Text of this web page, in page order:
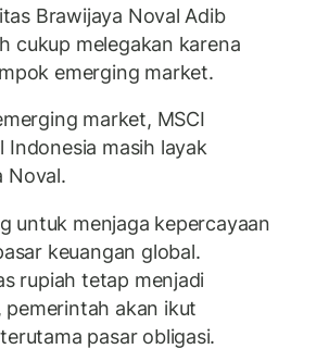
Brawijaya Noval Adib
cukup melegakan karena
emerging market.
market, MSCI
Indonesia masih layak
Noval.
untuk menjaga kepercayaan
keuangan global.
rupiah tetap menjadi
akan ikut
pasar obligasi.